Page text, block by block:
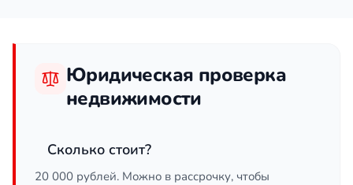
Юридическая проверка
недвижимости
Сколько стоит?
20 000 рублей. Можно в рассрочку, чтобы